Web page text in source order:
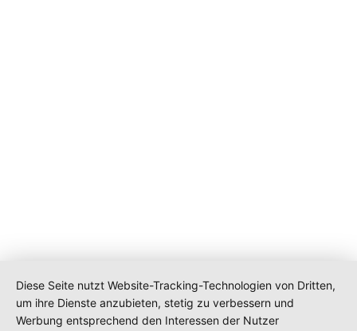
Diese Seite nutzt Website-Tracking-Technologien von Dritten,
um ihre Dienste anzubieten, stetig zu verbessern und
Werbung entsprechend den Interessen der Nutzer